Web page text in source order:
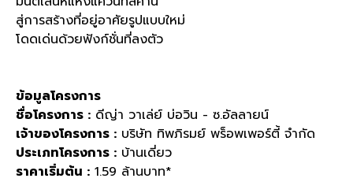
สู่การสร้างที่อยู่อาศัยรูปแบบใหม่
โดดเด่นด้วยฟังก์ชั่นที่ลงตัว
ข้อมูลโครงการ
ชื่อโครงการ : ดีญ่า วาเล่ย์ บ่อวิน - ซ.อัลลายน์
เจ้าของโครงการ : บริษัท ทิพภิรมย์ พร็อพเพอร์ตี้ จำกัด
ประเภทโครงการ : บ้านเดี่ยว
ราคาเริ่มต้น : 1.59 ล้านบาท*